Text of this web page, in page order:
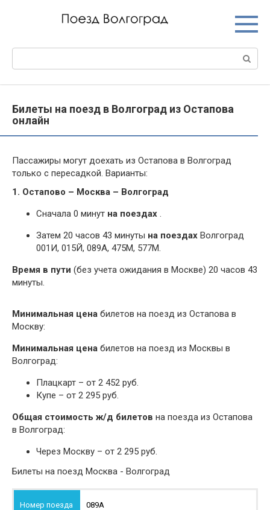
Билеты на поезд в Волгоград из Остапова
онлайн
Пассажиры могут доехать из Остапова в Волгоград
только с пересадкой. Варианты:
1. Остапово – Москва – Волгоград
Сначала 0 минут на поездах .
Затем 20 часов 43 минуты на поездах Волгоград
001И, 015Й, 089А, 475М, 577М.
Время в пути (без учета ожидания в Москве) 20 часов 43
минуты.
Минимальная цена билетов на поезд из Остапова в
Москву:
Минимальная цена билетов на поезд из Москвы в
Волгоград:
Плацкарт – от 2 452 руб.
Купе – от 2 295 руб.
Общая стоимость ж/д билетов на поезда из Остапова
в Волгоград:
Через Москву – от 2 295 руб.
Билеты на поезд Москва - Волгоград
089А